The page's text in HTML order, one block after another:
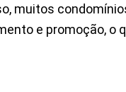
muitos
e promoção, o